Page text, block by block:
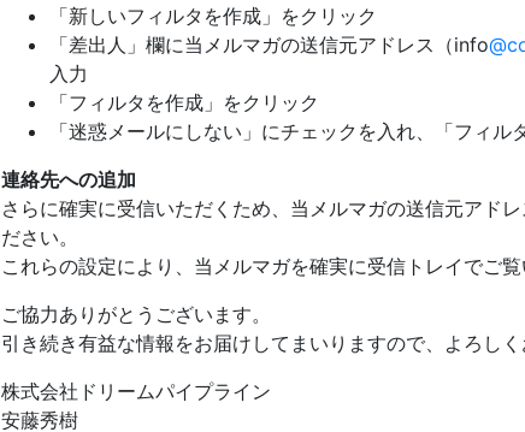
「新しいフィルタを作成」をクリック
「差出人」欄に当メルマガの送信元アドレス（info
入力
「フィルタを作成」をクリック
「迷惑メールにしない」にチェックを入れ、「フィル
連絡先への追加
さらに確実に受信いただくため、当メルマガの送信元アド
ださい。
これらの設定により、当メルマガを確実に受信トレイでご覧
ご協力ありがとうございます。
引き続き有益な情報をお届けしてまいりますので、よろしく
株式会社ドリームパイプライン
安藤秀樹